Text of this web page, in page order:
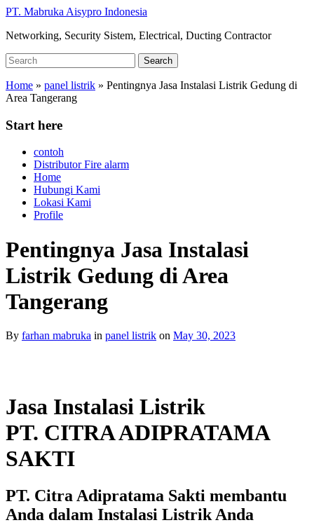
Skip
main
PT. Mabruka Aisypro Indonesia
Networking, Security Sistem, Electrical, Ducting Contractor
Search
for:
Search
Home » panel listrik » Pentingnya Jasa Instalasi Listrik Gedung di
Area Tangerang
Start here
contoh
Distributor Fire alarm
Home
Hubungi Kami
Lokasi Kami
Profile
Pentingnya Jasa Instalasi
Listrik Gedung di Area
Tangerang
By farhan mabruka in panel listrik on May 30, 2023
Jasa Instalasi Listrik
PT. CITRA ADIPRATAMA
SAKTI
PT. Citra Adipratama Sakti membantu
Anda dalam Instalasi Listrik Anda